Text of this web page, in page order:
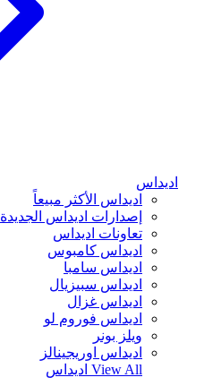
اديداس
اديداس الأكثر مبيعاً
إصدارات اديداس الجديدة
تعاونات اديداس
اديداس كامبوس
اديداس سامبا
اديداس سبيزيال
اديداس غزال
اديداس فوروم لو
ويلز بونر
اديداس اوريجينالز
View All اديداس